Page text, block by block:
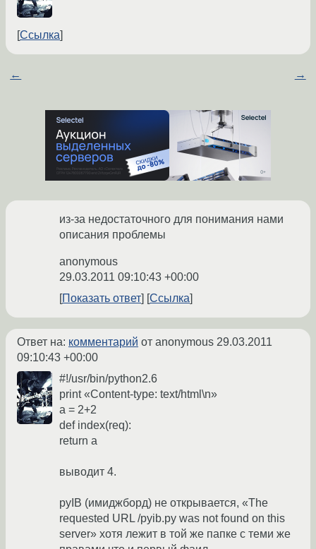
Ссылка
← →
из-за недостаточного для понимания нами
описания проблемы
anonymous
29.03.2011 09:10:43 +00:00
Показать ответ
Ссылка
Ответ на: комментарий от anonymous 29.03.2011
09:10:43 +00:00
#!/usr/bin/python2.6
print «Content-type: text/html\n»
a = 2+2
def index(req):
return a
выводит 4.
pyIB (имиджборд) не открывается, «The
requested URL /pyib.py was not found on this
server» хотя лежит в той же папке с теми же